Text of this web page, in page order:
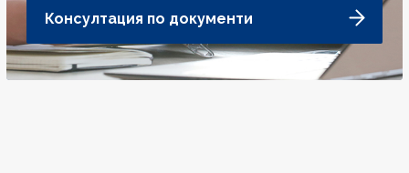
Консултация по документи